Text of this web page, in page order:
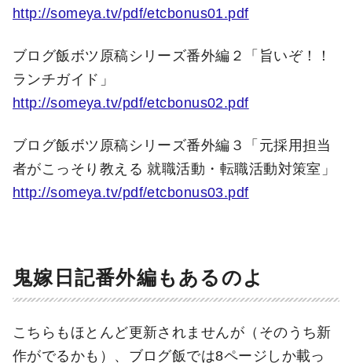
http://someya.tv/pdf/etcbonus01.pdf
ブログ飯ボツ原稿シリーズ番外編２「旨いぞ！！
ランチガイド」
http://someya.tv/pdf/etcbonus02.pdf
ブログ飯ボツ原稿シリーズ番外編３「元採用担当
者がこっそり教える 就職活動・転職活動対策室」
http://someya.tv/pdf/etcbonus03.pdf
鬼嫁日記番外編もあるのよ
こちらもほとんど更新されませんが（そのうち新
作がでるかも）、ブログ飯では8ページしか載っ